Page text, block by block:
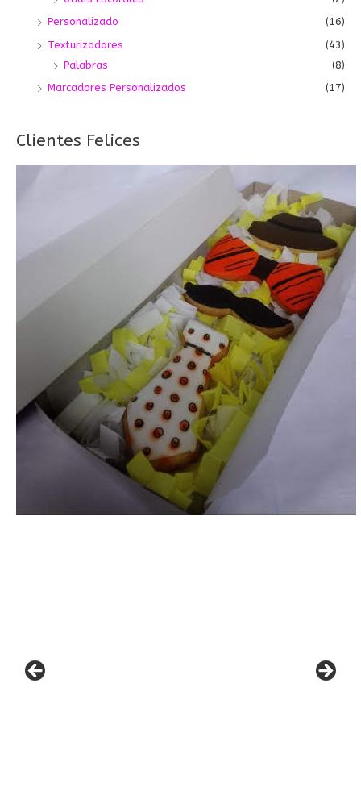
Personalizado
(16)
Texturizadores
(43)
Palabras
(8)
Marcadores Personalizados
(17)
Clientes Felices